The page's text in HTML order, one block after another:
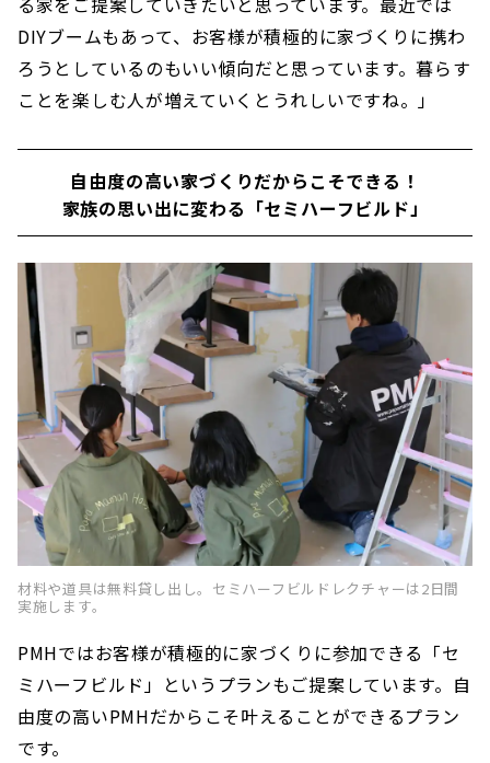
DIYブームもあって、お客様が積極的に家づくりに携わ
ろうとしているのもいい傾向だと思っています。暮らす
ことを楽しむ人が増えていくとうれしいですね。」
自由度の高い家づくりだからこそできる！
家族の思い出に変わる「セミハーフビルド」
材料や道具は無料貸し出し。セミハーフビルドレクチャーは2日間
実施します。
PMHではお客様が積極的に家づくりに参加できる「セ
ミハーフビルド」というプランもご提案しています。自
由度の高いPMHだからこそ叶えることができるプラン
です。